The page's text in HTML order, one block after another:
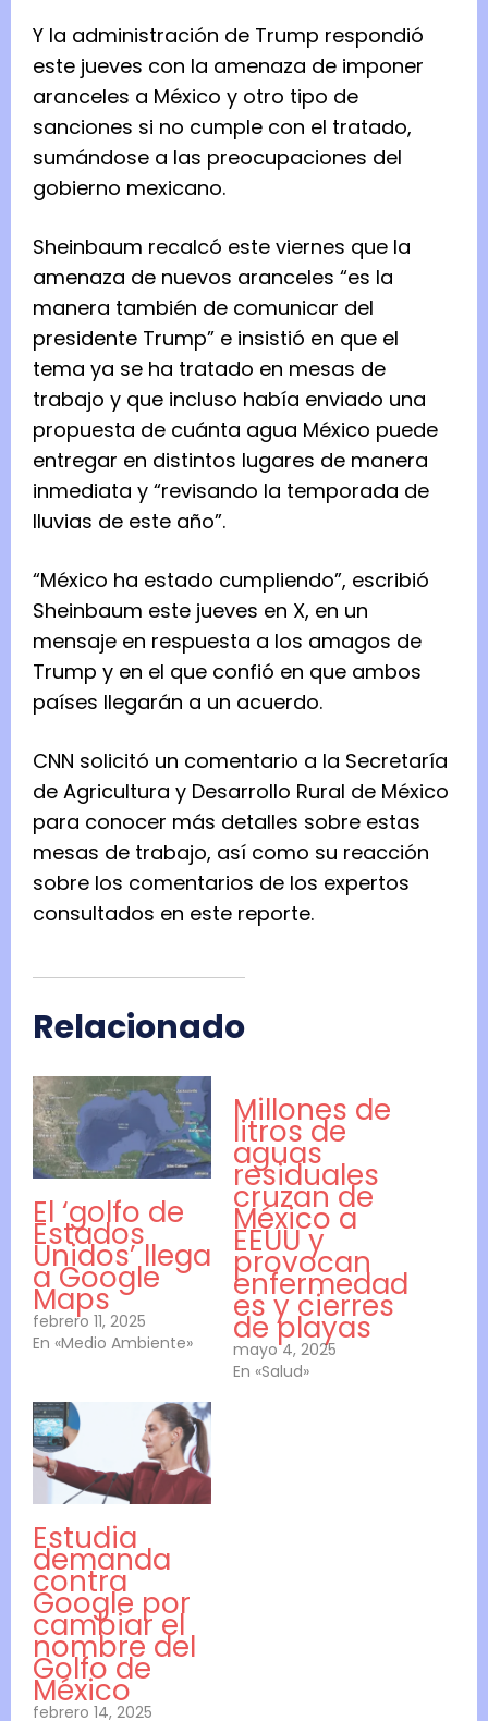
Y la administración de Trump respondió
este jueves con la amenaza de imponer
aranceles a México y otro tipo de
sanciones si no cumple con el tratado,
sumándose a las preocupaciones del
gobierno mexicano.
Sheinbaum recalcó este viernes que la
amenaza de nuevos aranceles “es la
manera también de comunicar del
presidente Trump” e insistió en que el
tema ya se ha tratado en mesas de
trabajo y que incluso había enviado una
propuesta de cuánta agua México puede
entregar en distintos lugares de manera
inmediata y “revisando la temporada de
lluvias de este año”.
“México ha estado cumpliendo”, escribió
Sheinbaum este jueves en X, en un
mensaje en respuesta a los amagos de
Trump y en el que confió en que ambos
países llegarán a un acuerdo.
CNN solicitó un comentario a la Secretaría
de Agricultura y Desarrollo Rural de México
para conocer más detalles sobre estas
mesas de trabajo, así como su reacción
sobre los comentarios de los expertos
consultados en este reporte.
Relacionado
El ‘golfo de
Estados
Unidos’ llega
a Google
Maps
febrero 11, 2025
En «Medio Ambiente»
Millones de
litros de
aguas
residuales
cruzan de
México a
EEUU y
provocan
enfermedad
es y cierres
de playas
mayo 4, 2025
En «Salud»
Estudia
demanda
contra
Google por
cambiar el
nombre del
Golfo de
México
febrero 14, 2025